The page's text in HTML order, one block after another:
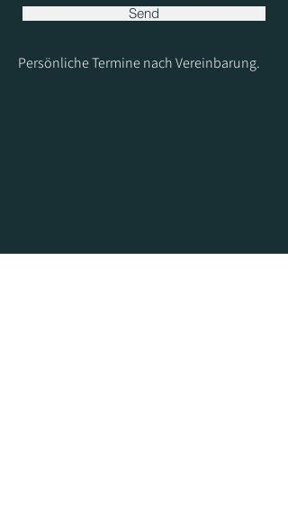
Send
Persönliche Termine nach Vereinbarung.